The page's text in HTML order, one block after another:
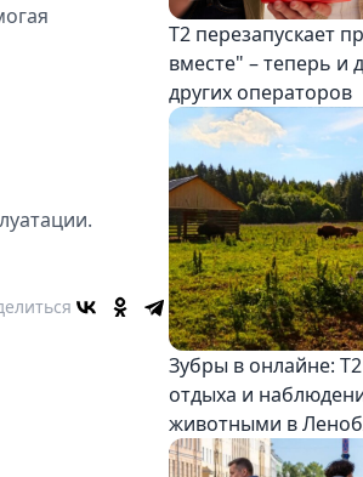
Т2 перезапускает
вместе" – теперь и
других операторов
Зубры в онлайне:
отдыха и
животными в